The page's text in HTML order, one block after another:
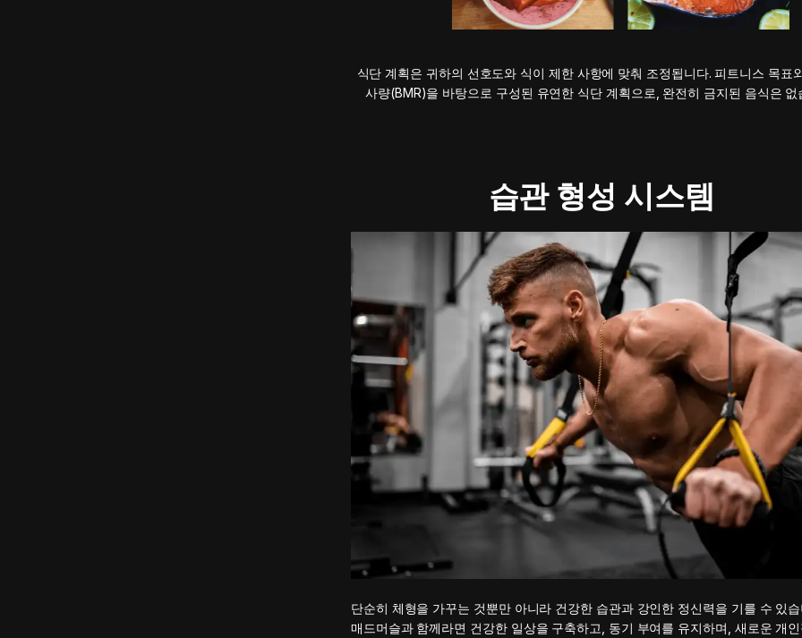
식단 계획은 귀하의 선호도와 식이 제한 사항에 맞춰 조정됩니다. 피트니스 목표
사량(BMR)을 바탕으로 구성된 유연한 식단 계획으로, 완전히 금지된 음식은 없
습관 형성 시스템
단순히 체형을 가꾸는 것뿐만 아니라 건강한 습관과 강인한 정신력을 기를 수 있
매드머슬과 함께라면 건강한 일상을 구축하고, 동기 부여를 유지하며, 새로운 개